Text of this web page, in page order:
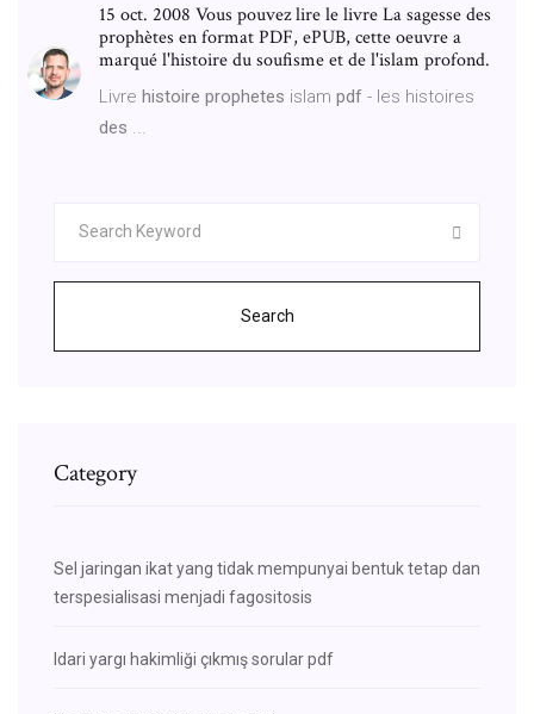
15 oct. 2008 Vous pouvez lire le livre La sagesse des
prophètes en format PDF, ePUB, cette oeuvre a
marqué l'histoire du soufisme et de l'islam profond.
Livre histoire prophetes islam pdf - les histoires
des ...
Search
Category
Sel jaringan ikat yang tidak mempunyai bentuk tetap dan
terspesialisasi menjadi fagositosis
Idari yargı hakimliği çıkmış sorular pdf